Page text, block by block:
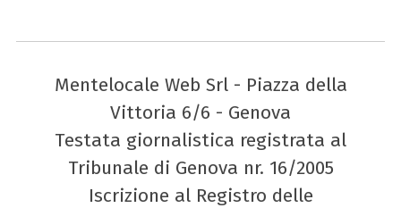
Mentelocale Web Srl - Piazza della
Vittoria 6/6 - Genova
Testata giornalistica registrata al
Tribunale di Genova nr. 16/2005
Iscrizione al Registro delle